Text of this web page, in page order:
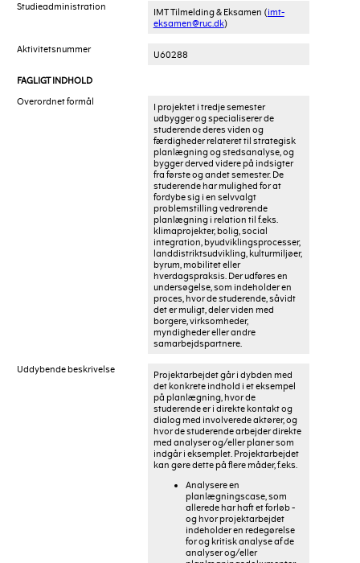
Studieadministration IMT Tilmelding & Eksamen (imt-
eksamen@ruc.dk)
Aktivitetsnummer U60288
FAGLIGT INDHOLD
Overordnet formål
I projektet i tredje semester
udbygger og specialiserer de
studerende deres viden og
færdigheder relateret til strategisk
planlægning og stedsanalyse, og
bygger derved videre på indsigter
fra første og andet semester. De
studerende har mulighed for at
fordybe sig i en selvvalgt
problemstilling vedrørende
planlægning i relation til f.eks.
klimaprojekter, bolig, social
integration, byudviklingsprocesser,
landdistriktsudvikling, kulturmiljøer,
byrum, mobilitet eller
hverdagspraksis. Der udføres en
undersøgelse, som indeholder en
proces, hvor de studerende, såvidt
det er muligt, deler viden med
borgere, virksomheder,
myndigheder eller andre
samarbejdspartnere.
Uddybende beskrivelse
Projektarbejdet går i dybden med
det konkrete indhold i et eksempel
på planlægning, hvor de
studerende er i direkte kontakt og
dialog med involverede aktører, og
hvor de studerende arbejder direkte
med analyser og/eller planer som
indgår i eksemplet. Projektarbejdet
kan gøre dette på flere måder, f.eks.
Analysere en
planlægningscase, som
allerede har haft et forløb -
og hvor projektarbejdet
indeholder en redegørelse
for og kritisk analyse af de
analyser og/eller